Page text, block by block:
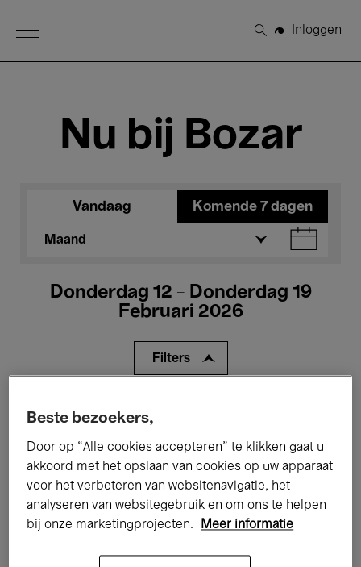
Open Menu
Zoeken
Inloggen
Nu bij Bozar
Vandaag Komende 7 dagen
Maand
Donderdag 12 - Donderdag 19
Februari 2026
Filters
Alle evenementen
Tentoonstellingen Films
Performances Lezingen & Debatten
Jazz Klassieke Muziek Global Music
Elektronische Muziek
Beste bezoekers,
Door op “Alle cookies accepteren” te klikken gaat u
akkoord met het opslaan van cookies op uw apparaat
voor het verbeteren van websitenavigatie, het
analyseren van websitegebruik en om ons te helpen
bij onze marketingprojecten.
Meer informatie